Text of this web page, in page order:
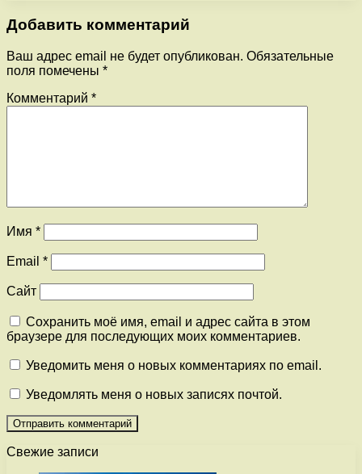
Добавить комментарий
Ваш адрес email не будет опубликован. Обязательные
поля помечены *
Комментарий *
Имя *
Email *
Сайт
Сохранить моё имя, email и адрес сайта в этом
браузере для последующих моих комментариев.
Уведомить меня о новых комментариях по email.
Уведомлять меня о новых записях почтой.
Свежие записи